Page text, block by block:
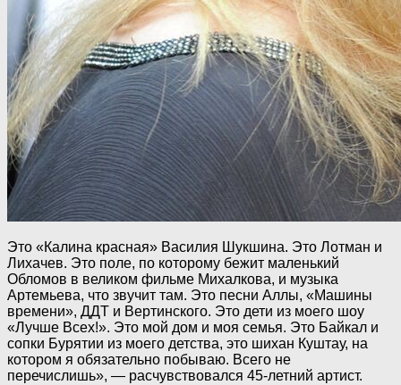
Это «Калина красная» Василия Шукшина. Это Лотман и
Лихачев. Это поле, по которому бежит маленький
Обломов в великом фильме Михалкова, и музыка
Артемьева, что звучит там. Это песни Аллы, «Машины
времени», ДДТ и Вертинского. Это дети из моего шоу
«Лучше Всех!». Это мой дом и моя семья. Это Байкал и
сопки Бурятии из моего детства, это шихан Куштау, на
котором я обязательно побываю. Всего не
перечислишь», — расчувствовался 45-летний артист.